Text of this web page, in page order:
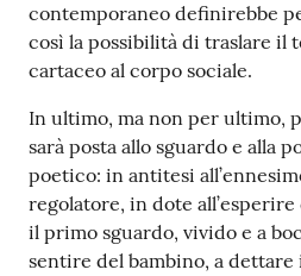
contemporaneo definirebbe
così la possibilità di traslare il
cartaceo al corpo sociale.
In ultimo, ma non per ultimo,
sarà posta allo sguardo e alla
poetico: in antitesi
regolatore, in dote all’esperire
il primo sguardo, vivido e a
sentire del bambino, a